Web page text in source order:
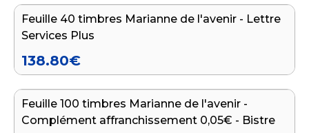
Feuille 40 timbres Marianne de l'avenir - Lettre
Services Plus
138.80€
Feuille 100 timbres Marianne de l'avenir -
Complément affranchissement 0,05€ - Bistre